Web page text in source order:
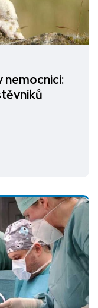
nemocnici: